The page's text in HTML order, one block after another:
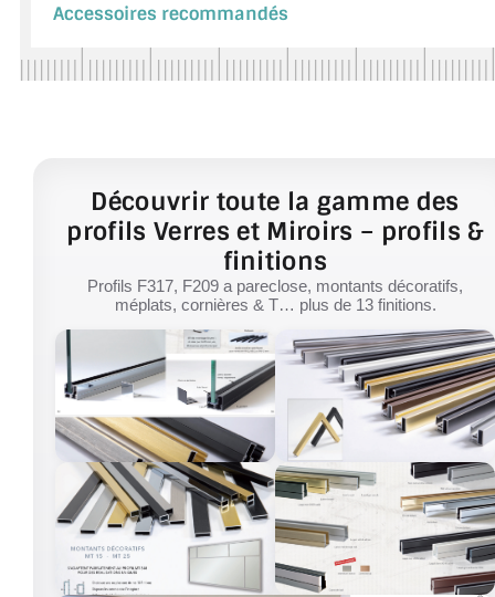
Accessoires recommandés
Découvrir toute la gamme des
profils Verres et Miroirs – profils &
finitions
Profils F317, F209 a pareclose, montants décoratifs,
méplats, cornières & T… plus de 13 finitions.